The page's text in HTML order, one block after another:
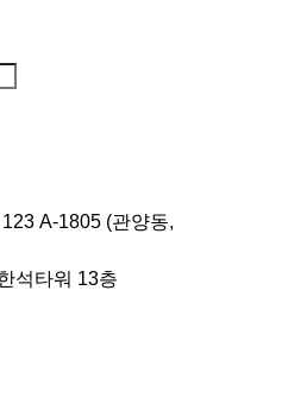
A-1805 (관양동,
석타워 13층